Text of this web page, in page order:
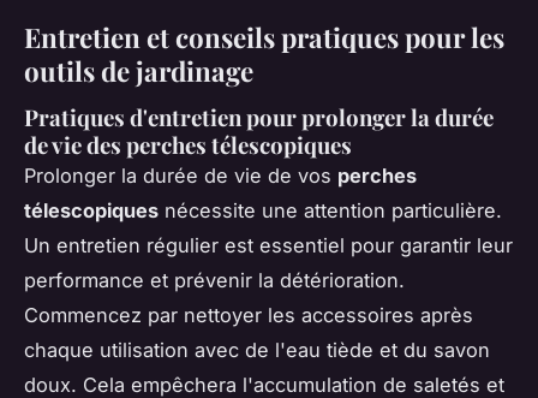
Entretien et conseils pratiques pour les
outils de jardinage
Pratiques d'entretien pour prolonger la durée
de vie des perches télescopiques
Prolonger la durée de vie de vos perches
télescopiques nécessite une attention particulière.
Un entretien régulier est essentiel pour garantir leur
performance et prévenir la détérioration.
Commencez par nettoyer les accessoires après
chaque utilisation avec de l'eau tiède et du savon
doux. Cela empêchera l'accumulation de saletés et